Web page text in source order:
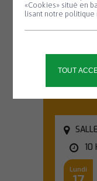
«Cookies» situé en
lisant notre
TOUT
10
Lundi